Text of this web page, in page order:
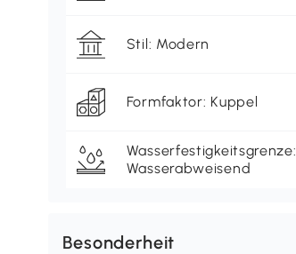
Stil: Modern
Formfaktor: Kuppel
Wasserfestigkeitsgrenze:
Wasserabweisend
Besonderheit